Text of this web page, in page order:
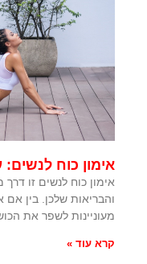
אימון כוח
אימון כוח לנשים זו
והבריאות שלכן. בין
מעוניינות לשפר את
קרא עוד »